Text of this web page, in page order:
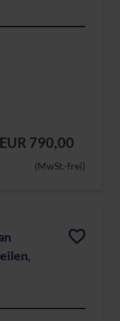
EUR 790,00
(MwSt.-frei)